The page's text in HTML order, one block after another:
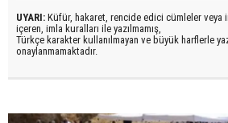
UYARI: Küfür, hakaret, rencide edici cümleler veya
içeren, imla kuralları ile yazılmamış,
Türkçe karakter kullanılmayan ve büyük harflerle
onaylanmamaktadır.